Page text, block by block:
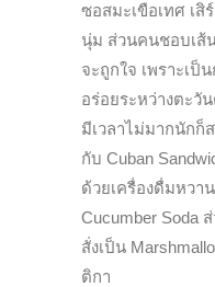
ซอสมะเขือเทศ เสิ
นุ่ม ส่วนคนชอบเส้น
จะถูกใจ เพราะเป็
อร่อยระหว่างตะวั
มีเวลาไม่มากนักก็
กับ Cuban
ด้วยเครื่องดื่มหวา
Cucumber Soda
สั่งเป็น
ติกา